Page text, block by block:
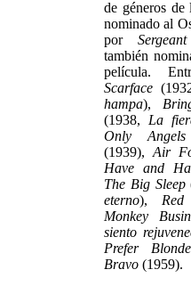
de géneros de
nominado al
por
también
película.
Scarface
hampa),
(1938, La
Only
(1939), Air
Have and
The Big Sleep
eterno),
Monkey
siento
Prefer
Bravo (1959).